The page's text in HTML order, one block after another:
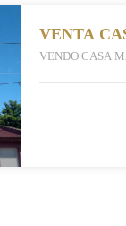
VENTA
VENDO CASA